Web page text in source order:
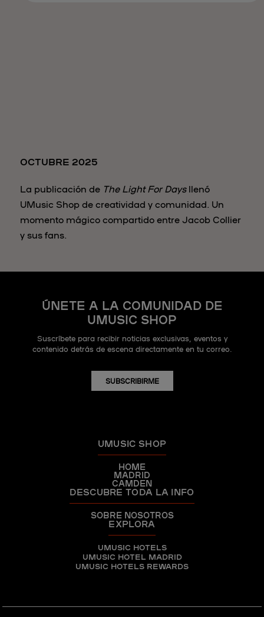
OCTUBRE 2025
La publicación de The Light For Daysllenó
UMusic Shop de creatividad y comunidad. Un
momento mágico compartido entre Jacob Collier
y sus fans.
ÚNETE A LA COMUNIDAD DE
UMUSIC SHOP
Suscríbete para recibir noticias exclusivas, eventos y
contenido detrás de escena directamente en tu correo.
SUBSCRIBIRME
UMUSIC SHOP
HOME
MADRID
CAMDEN
DESCUBRE TODA LA INFO
SOBRE NOSOTROS
EXPLORA
UMUSIC HOTELS
UMUSIC HOTEL MADRID
UMUSIC HOTELS REWARDS